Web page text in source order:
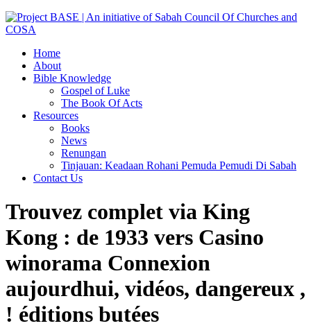
Home
About
Bible Knowledge
Gospel of Luke
The Book Of Acts
Resources
Books
News
Renungan
Tinjauan: Keadaan Rohani Pemuda Pemudi Di Sabah
Contact Us
Trouvez complet via King
Kong : de 1933 vers Casino
winorama Connexion
aujourdhui, vidéos, dangereux ,
! éditions butées